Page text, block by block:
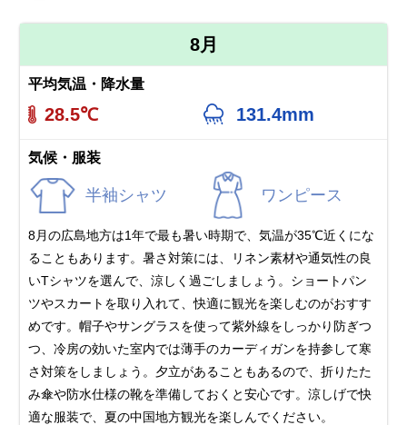
8月
平均気温・降水量
28.5℃ 131.4mm
気候・服装
半袖シャツ ワンピース
8月の広島地方は1年で最も暑い時期で、気温が35℃近くにな
ることもあります。暑さ対策には、リネン素材や通気性の良
いTシャツを選んで、涼しく過ごしましょう。ショートパン
ツやスカートを取り入れて、快適に観光を楽しむのがおすす
めです。帽子やサングラスを使って紫外線をしっかり防ぎつ
つ、冷房の効いた室内では薄手のカーディガンを持参して寒
さ対策をしましょう。夕立があることもあるので、折りたた
み傘や防水仕様の靴を準備しておくと安心です。涼しげで快
適な服装で、夏の中国地方観光を楽しんでください。